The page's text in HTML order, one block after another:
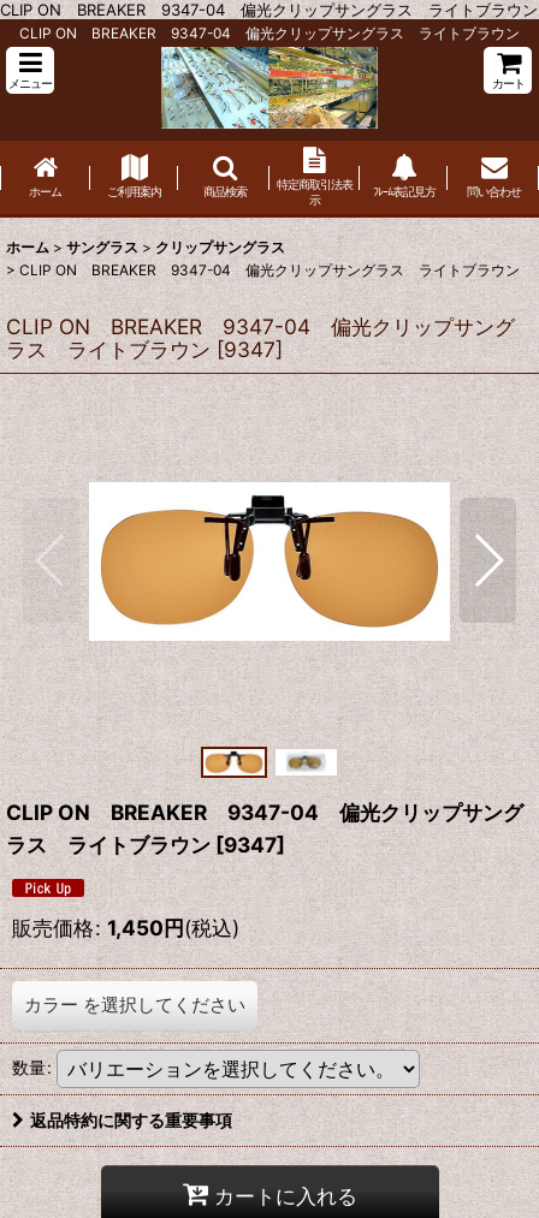
CLIP ON BREAKER 9347-04 偏光クリップサングラス ライトブラウン
CLIP ON BREAKER 9347-04 偏光クリップサングラス ライトブラウン
メニュー カート
ホーム ご利用案内 商品検索
特定商取引法表
示
ﾌﾚｰﾑ表記見方 問い合わせ
ホーム > サングラス > クリップサングラス
> CLIP ON BREAKER 9347-04 偏光クリップサングラス ライトブラウン
CLIP ON BREAKER 9347-04 偏光クリップサング
ラス ライトブラウン [9347]
CLIP ON BREAKER 9347-04 偏光クリップサング
ラス ライトブラウン [9347]
販売価格: 1,450円(税込)
カラー を選択してください
数量:
返品特約に関する重要事項
カートに入れる